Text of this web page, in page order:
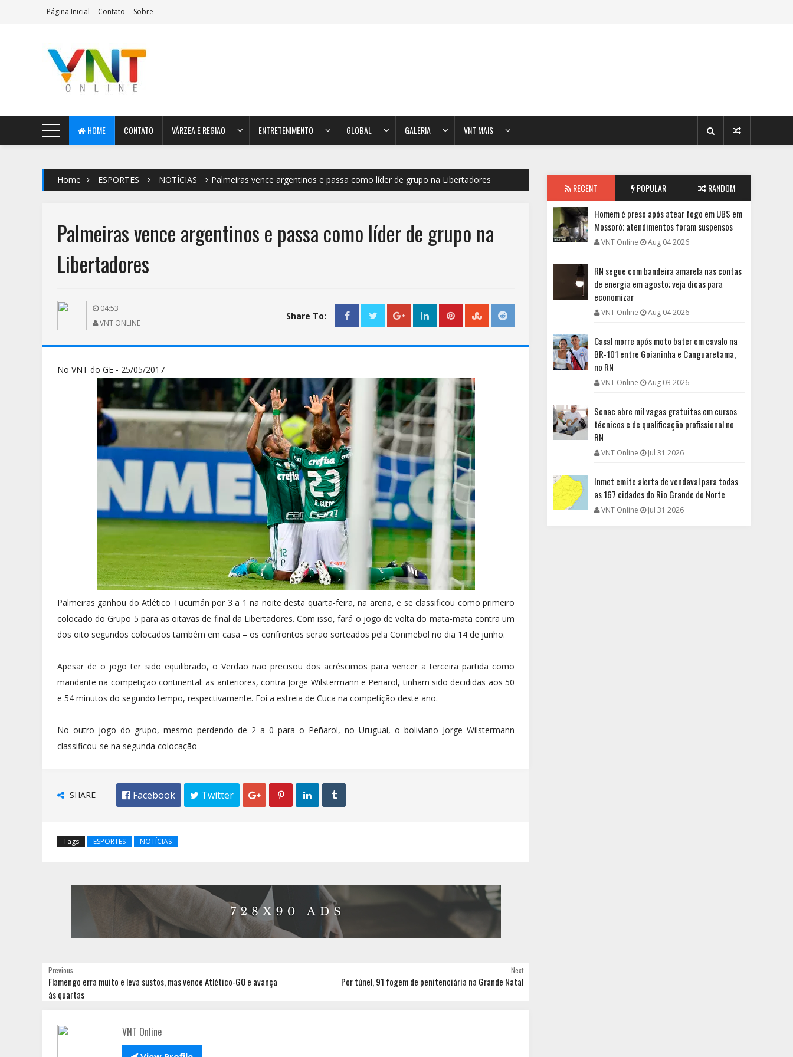
Página Inicial Contato Sobre
AeroMag Blogger Template
HOME CONTATO VÁRZEA E REGIÃO ENTRETENIMENTO GLOBAL GALERIA VNT MAIS
Home ESPORTES NOTÍCIAS Palmeiras vence argentinos e passa como líder de grupo na Libertadores
Palmeiras vence argentinos e passa como líder de grupo na
Libertadores
04:53
VNT ONLINE
Share To:
No VNT do GE - 25/05/2017
Palmeiras ganhou do Atlético Tucumán por 3 a 1 na noite desta quarta-feira, na arena, e se classificou como primeiro
colocado do Grupo 5 para as oitavas de final da Libertadores. Com isso, fará o jogo de volta do mata-mata contra um
dos oito segundos colocados também em casa – os confrontos serão sorteados pela Conmebol no dia 14 de junho.
Apesar de o jogo ter sido equilibrado, o Verdão não precisou dos acréscimos para vencer a terceira partida como
mandante na competição continental: as anteriores, contra Jorge Wilstermann e Peñarol, tinham sido decididas aos 50
e 54 minutos do segundo tempo, respectivamente. Foi a estreia de Cuca na competição deste ano.
No outro jogo do grupo, mesmo perdendo de 2 a 0 para o Peñarol, no Uruguai, o boliviano Jorge Wilstermann
classificou-se na segunda colocação
SHARE  Facebook  Twitter    
Tags ESPORTES NOTÍCIAS
Next
Por túnel, 91 fogem de penitenciária na Grande Natal
Previous
Flamengo erra muito e leva sustos, mas vence Atlético-GO e avança
às quartas
VNT Online
RECENT POPULAR RANDOM
Homem é preso após atear fogo em UBS em
Mossoró; atendimentos foram suspensos
VNT Online Aug 04 2026
RN segue com bandeira amarela nas contas
de energia em agosto; veja dicas para
economizar
VNT Online Aug 04 2026
Casal morre após moto bater em cavalo na
BR-101 entre Goianinha e Canguaretama,
no RN
VNT Online Aug 03 2026
Senac abre mil vagas gratuitas em cursos
técnicos e de qualificação profissional no
RN
VNT Online Jul 31 2026
Inmet emite alerta de vendaval para todas
as 167 cidades do Rio Grande do Norte
VNT Online Jul 31 2026